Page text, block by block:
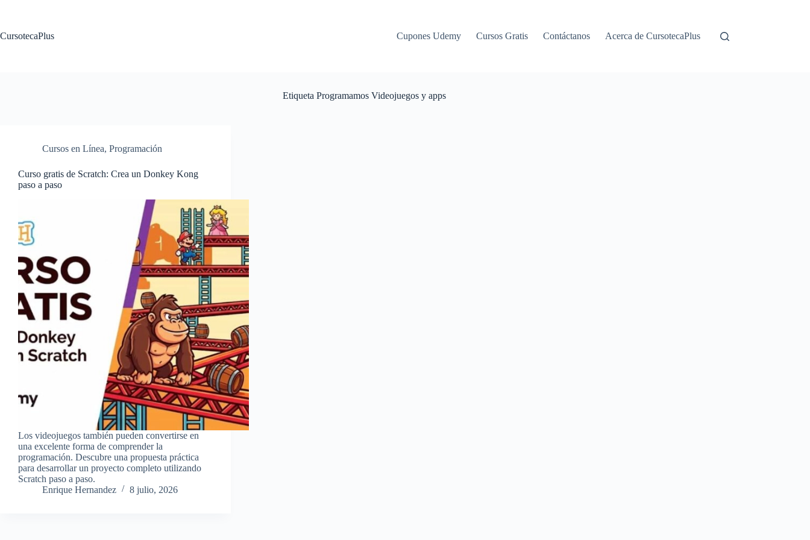
CursotecaPlus
Cupones Udemy Cursos Gratis Contáctanos Acerca de CursotecaPlus
Etiqueta Programamos Videojuegos y apps
Cursos en Línea, Programación
Curso gratis de Scratch: Crea un Donkey Kong
paso a paso
Los videojuegos también pueden convertirse en
una excelente forma de comprender la
programación. Descubre una propuesta práctica
para desarrollar un proyecto completo utilizando
Scratch paso a paso.
Enrique Hernandez
8 julio, 2026